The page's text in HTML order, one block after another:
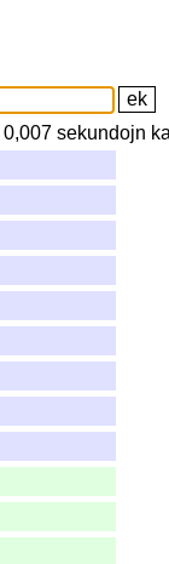
0,007sekundojn